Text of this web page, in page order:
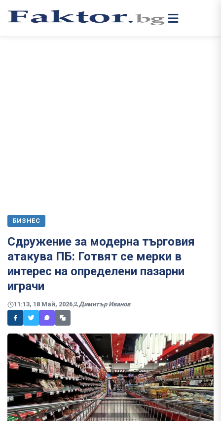
БИЗНЕС
Сдружение за модерна търговия
атакува ПБ: Готвят се мерки в
интерес на определени пазарни
играчи
11:13, 18 Май, 2026 Димитър Иванов